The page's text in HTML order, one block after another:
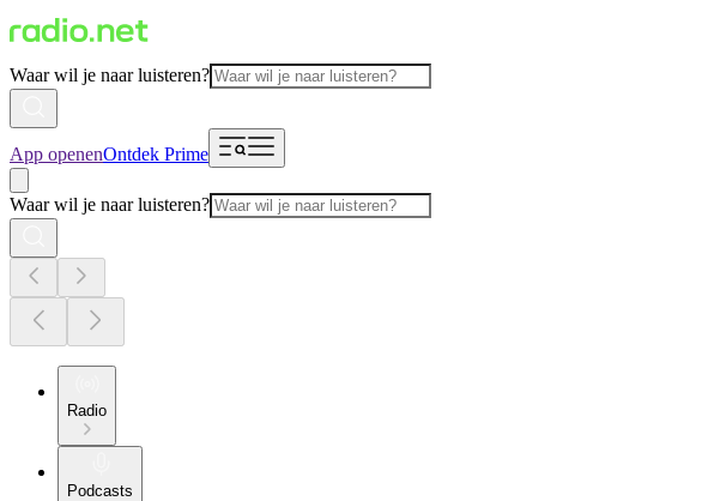
Waar wil je naar luisteren?
App openenOntdek Prime
Waar wil je naar luisteren?
Radio
Podcasts